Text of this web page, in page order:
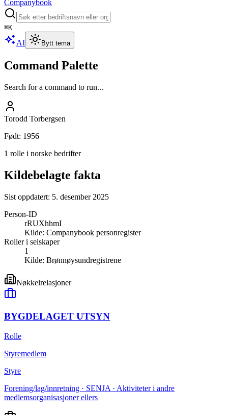
Companybook
⌘K
AI Bytt tema
Command Palette
Search for a command to run...
Torodd Torbergsen
Født: 1956
1 rolle i norske bedrifter
Kildebelagte fakta
Sist oppdatert: 5. desember 2025
Person-ID
rRUXhhmI
Kilde: Companybook personregister
Roller i selskaper
1
Kilde: Brønnøysundregistrene
Nøkkelrelasjoner
BYGDELAGET UTSYN
Rolle
Styremedlem
Styre
Forening/lag/innretning · SENJA · Aktiviteter i andre
medlemsorganisasjoner ellers